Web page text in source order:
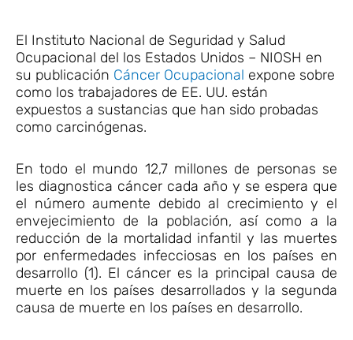
El Instituto Nacional de Seguridad y Salud
Ocupacional del los Estados Unidos – NIOSH en
su publicación Cáncer Ocupacional expone sobre
como los trabajadores de EE. UU. están
expuestos a sustancias que han sido probadas
como carcinógenas.
En todo el mundo 12,7 millones de personas se
les diagnostica cáncer cada año y se espera que
el número aumente debido al crecimiento y el
envejecimiento de la población, así como a la
reducción de la mortalidad infantil y las muertes
por enfermedades infecciosas en los países en
desarrollo (1). El cáncer es la principal causa de
muerte en los países desarrollados y la segunda
causa de muerte en los países en desarrollo.